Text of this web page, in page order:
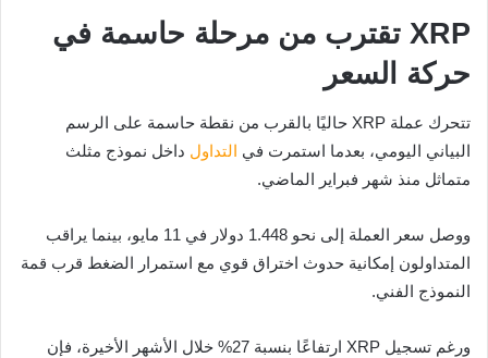
XRP تقترب من مرحلة حاسمة في
حركة السعر
تتحرك عملة XRP حاليًا بالقرب من نقطة حاسمة على الرسم
البياني اليومي، بعدما استمرت في التداول داخل نموذج مثلث
متماثل منذ شهر فبراير الماضي.
ووصل سعر العملة إلى نحو 1.448 دولار في 11 مايو، بينما يراقب
المتداولون إمكانية حدوث اختراق قوي مع استمرار الضغط قرب قمة
النموذج الفني.
ورغم تسجيل XRP ارتفاعًا بنسبة 27% خلال الأشهر الأخيرة، فإن